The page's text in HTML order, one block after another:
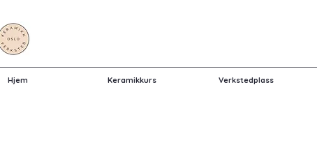
Hjem Keramikkurs Verkstedplass